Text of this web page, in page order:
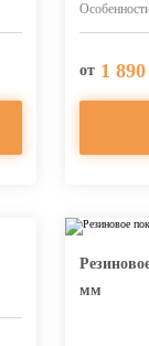
от 1 890
мм